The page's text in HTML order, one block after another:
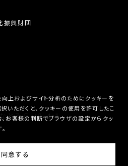
振興財団
とみらい3-4-1
Reserved.
上およびサイト分析のためにクッキーを
いただくと、クッキーの使用を許可したこ
、お客様の判断でブラウザの設定からクッ
同意する